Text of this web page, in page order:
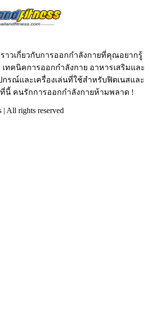
าวเกี่ยวกับการออกกำลังกายที่คุณอยากรู้
ทคนิคการออกกำลังกาย อาหารเสริมและ
รณ์และเครื่องเล่นที่ใช้สำหรับฟิตเนสและ
นี้ คนรักการออกกำลังกายห้ามพลาด !
All rights reserved